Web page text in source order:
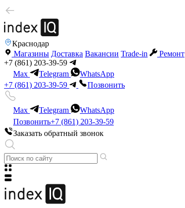
Краснодар
Магазины Доставка Вакансии Trade-in
Ремонт
+7 (861) 203-39-59
Max
Telegram
WhatsApp
+7 (861) 203-39-59
Позвонить
Max Telegram
WhatsApp
Позвонить+7 (861) 203-39-59
Заказать обратный звонок